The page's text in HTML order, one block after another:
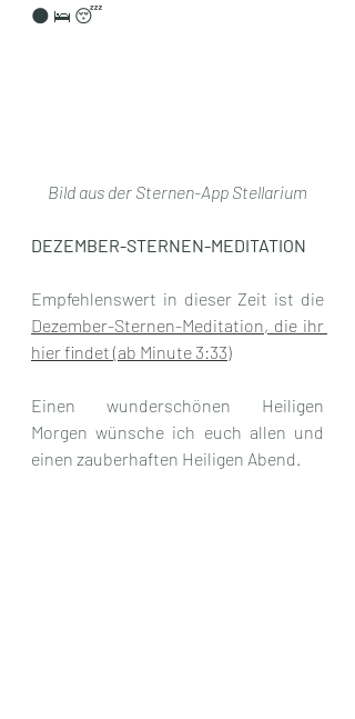
🌑 🛌 😴
Bild aus der Sternen-App Stellarium
DEZEMBER-STERNEN-MEDITATION
Dezember-Sternen-Meditation, die ihr
hier findet (ab Minute 3:33)
Einen wunderschönen Heiligen
Morgen wünsche ich euch allen und
einen zauberhaften Heiligen Abend.